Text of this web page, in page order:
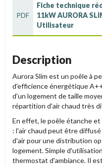
PDF
Fiche technique
11kW AURORA
Utilisateur
Description
Aurora Slim est un poêle à
d'efficience énergétique
d'un logement de taille
répartition d'air chaud très
En effet, le poêle étanche
: l'air chaud peut être
d'air pour une distribution
logement. Simple
thermostat d'ambiance. Il